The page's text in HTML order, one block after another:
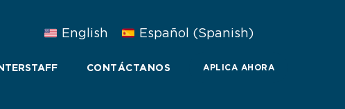
English Español (Spanish)
CONTÁCTANOS APLICA AHORA